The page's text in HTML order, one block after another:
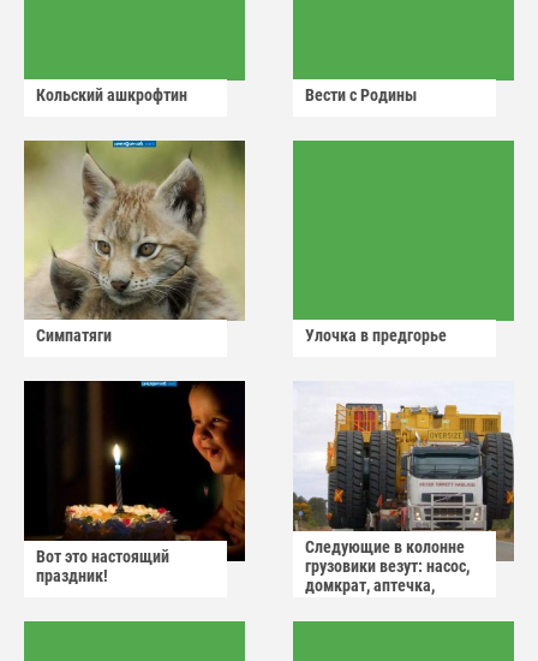
Кольский ашкрофтин Вести с Родины
Симпатяги Улочка в предгорье
Вот это настоящий
праздник!
Следующие в колонне
грузовики везут: насос,
домкрат, аптечка,